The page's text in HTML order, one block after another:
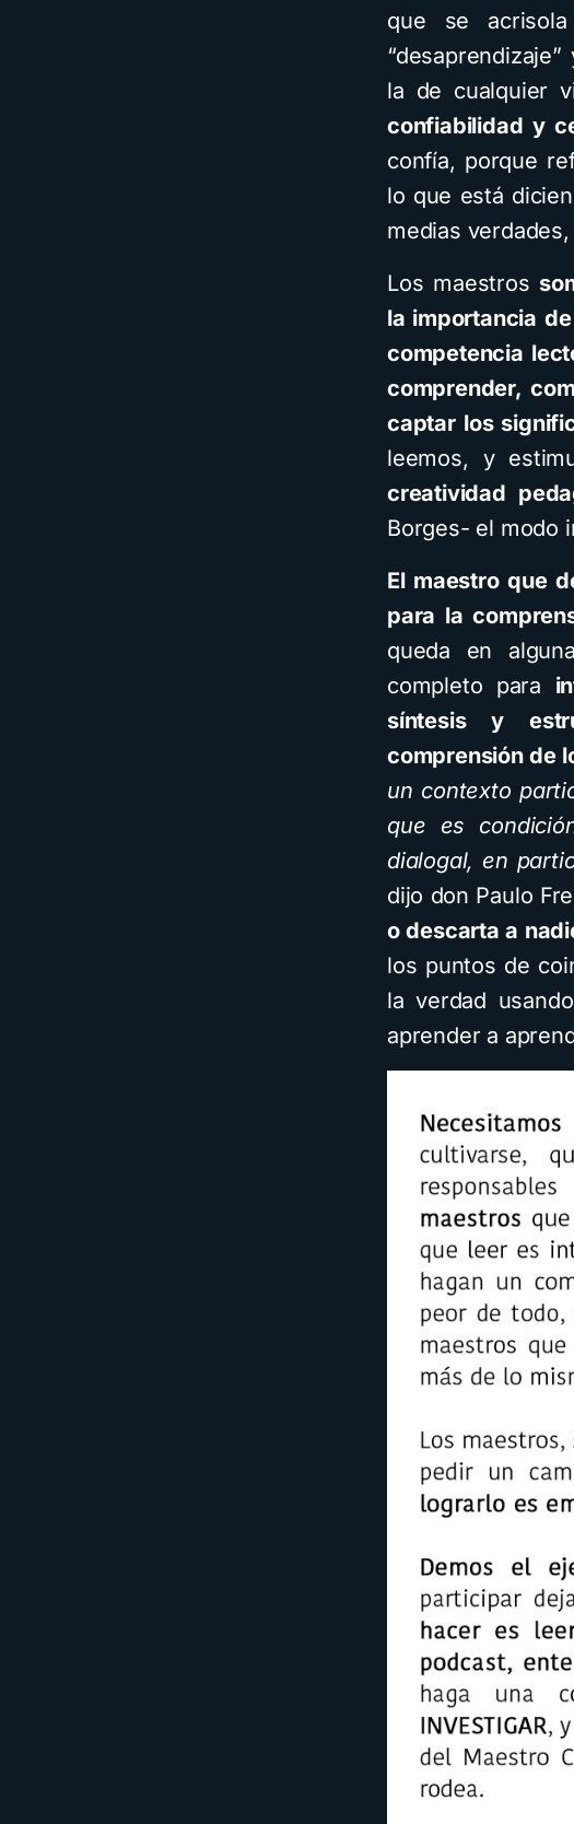
que se
la de cualquier
confiabilidad y
confía, porque
lo que está
medias
Los maestros
la importancia
competencia
comprender,
captar los
leemos, y
creatividad
Borges- el modo
El maestro que
para la
queda en
completo para
síntesis y
comprensión de
un contexto
que es
dialogal, en
dijo don Paulo
o descarta a
los puntos de
la verdad
aprender a